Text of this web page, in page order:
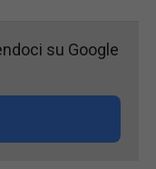
su Google